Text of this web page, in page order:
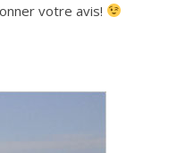
votre avis!